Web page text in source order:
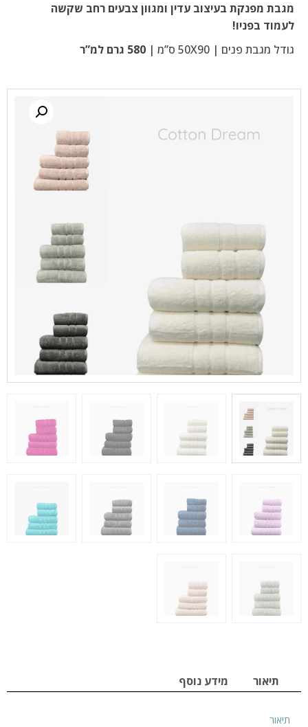
מגבת מפנקת בעיצוב עדין ומגוון צבעים רחב שקשה
לעמוד בפניו!
גודל מגבת פנים | 50X90 ס”מ |
580 גרם למ”ר
תיאור מידע נוסף
תיאור